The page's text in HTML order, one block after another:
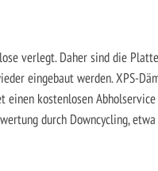
verlegt. Daher sind die
eingebaut werden. XPS-
kostenlosen
durch Downcycling,